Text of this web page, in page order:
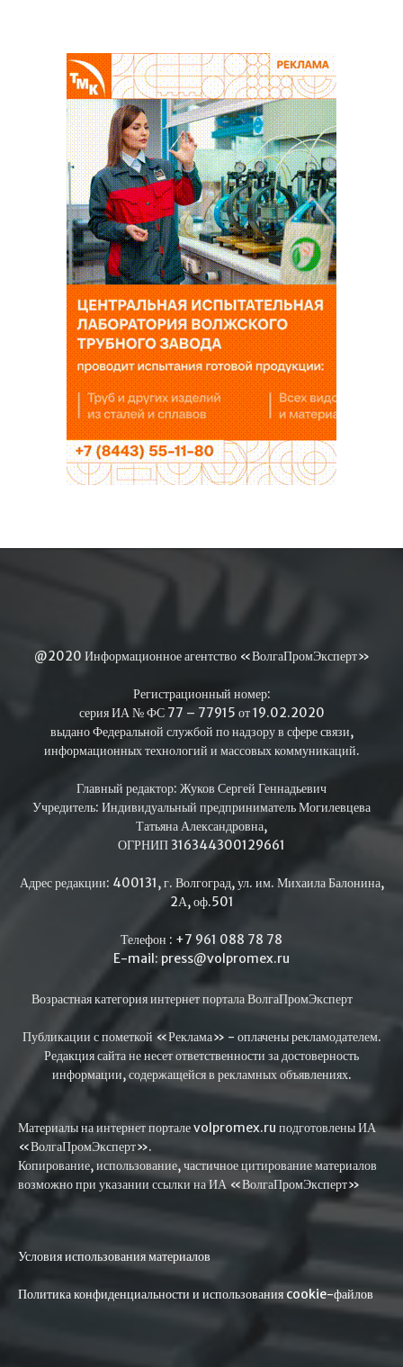
@2020 Информационное агентство «ВолгаПромЭксперт»
Регистрационный номер:
серия ИА № ФС 77 – 77915 от 19.02.2020
выдано Федеральной службой по надзору в сфере связи,
информационных технологий и массовых коммуникаций.
Главный редактор: Жуков Сергей Геннадьевич
Учредитель: Индивидуальный предприниматель Могилевцева
Татьяна Александровна,
ОГРНИП 316344300129661
Адрес редакции: 400131, г. Волгоград, ул. им. Михаила Балонина,
2А, оф.501
Телефон : +7 961 088 78 78
E-mail: press@volpromex.ru
Возрастная категория интернет портала ВолгаПромЭксперт
Публикации с пометкой «Реклама» - оплачены рекламодателем.
Редакция сайта не несет ответственности за достоверность
информации, содержащейся в рекламных объявлениях.
Материалы на интернет портале volpromex.ru подготовлены ИА
«ВолгаПромЭксперт».
Копирование, использование, частичное цитирование материалов
возможно при указании ссылки на ИА «ВолгаПромЭксперт»
Условия использования материалов
Политика конфиденциальности и использования cookie-файлов